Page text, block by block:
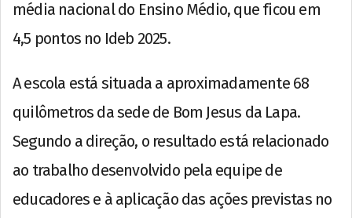
média nacional do Ensino Médio, que ficou em
4,5 pontos no Ideb 2025.
A escola está situada a aproximadamente 68
quilômetros da sede de Bom Jesus da Lapa.
Segundo a direção, o resultado está relacionado
ao trabalho desenvolvido pela equipe de
educadores e à aplicação das ações previstas no